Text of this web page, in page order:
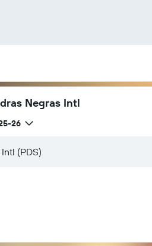
Negras Intl
26